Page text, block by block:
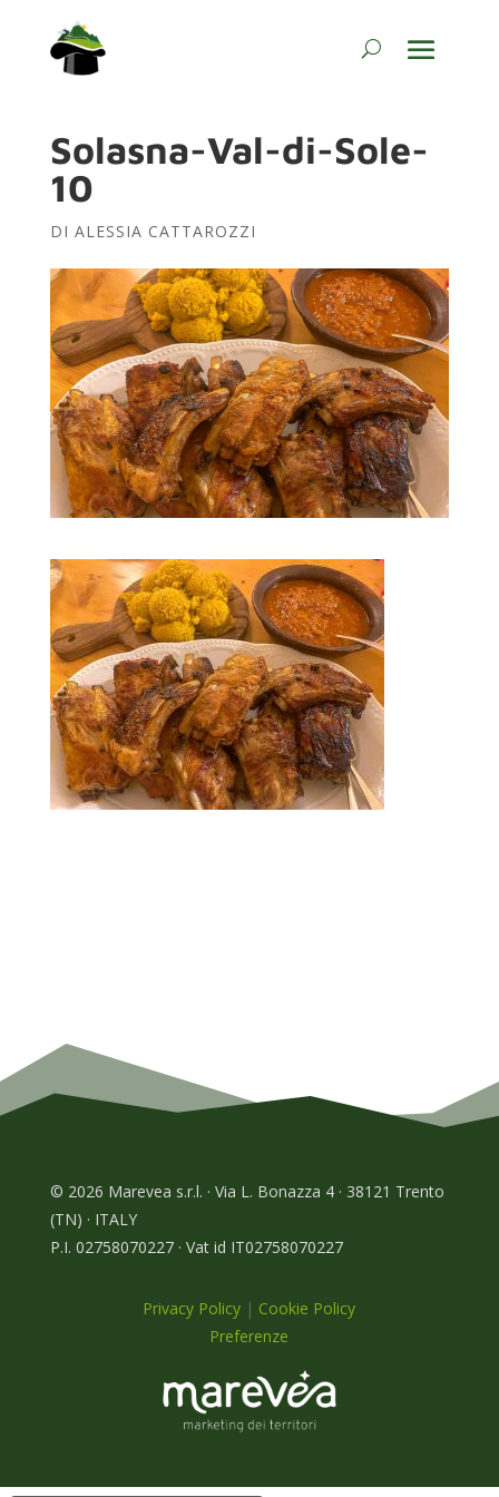
Solasna-Val-di-Sole-
10
DI ALESSIA CATTAROZZI
© 2026 Marevea s.r.l. · Via L. Bonazza 4 · 38121 Trento
(TN) · ITALY
P.I. 02758070227 · Vat id IT02758070227
Privacy Policy | Cookie Policy
Preferenze